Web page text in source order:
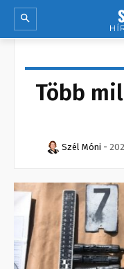
Több
Szél Móni -